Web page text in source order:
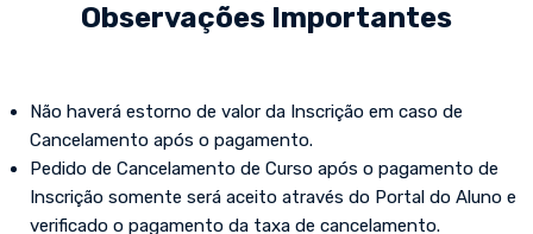
Observações Importantes
Não haverá estorno de valor da Inscrição em caso de
Cancelamento após o pagamento.
Pedido de Cancelamento de Curso após o pagamento de
Inscrição somente será aceito através do Portal do Aluno e
verificado o pagamento da taxa de cancelamento.